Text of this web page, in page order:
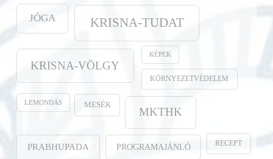
JÓGA KRISNA-TUDAT
KRISNA-VÖLGY
KÉPEK
KÖRNYEZETVÉDELEM
LEMONDÁS MESÉK
MKTHK
PRABHUPADA PROGRAMAJÁNLÓ RECEPT